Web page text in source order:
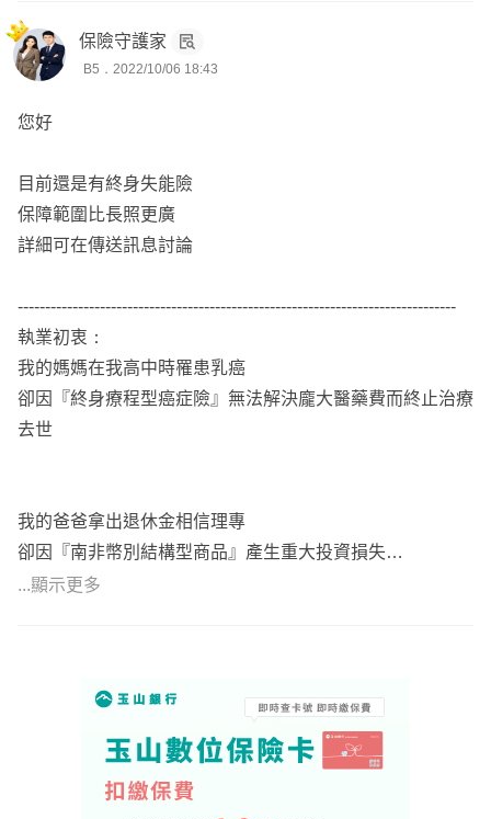
👉🏻詳細內容再依照需求與預算來規劃
若需服務人員，可協助您投保送件及提供後續服務
位保戶規劃專屬的保障
想要進一步諮詢歡迎主動點擊『
或手機號碼以利後續討論😊
保險守護家
B5．2022/10/06 18:43
您好
目前還是有終身失能險
保障範圍比長照更廣
詳細可在傳送訊息討論
--------------------------------------------------------------------------------
執業初衷：
我的媽媽在我高中時罹患乳癌
卻因『終身療程型癌症險』無法解決龐大醫藥費而終止治療
去世
我的爸爸拿出退休金相信理專
卻因『南非幣別結構型商品』產生重大投資損失
...顯示更多